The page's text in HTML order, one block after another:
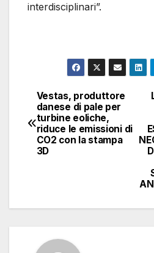
interdisciplinari”.
Navigazione
articoli
Vestas, produttore
danese di pale per
turbine eoliche,
riduce le emissioni di
CO2 con la stampa
3D